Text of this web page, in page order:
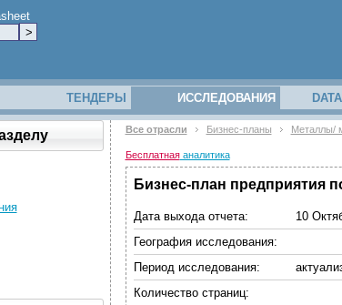
ТЕНДЕРЫ ИССЛЕДОВАНИЯ
Все отрасли Бизнес-планы Металлы/
Бесплатнаяаналитика
Бизнес-план предприятия
Дата выхода отчета:
10
География исследования:
Период исследования:
Количество страниц: